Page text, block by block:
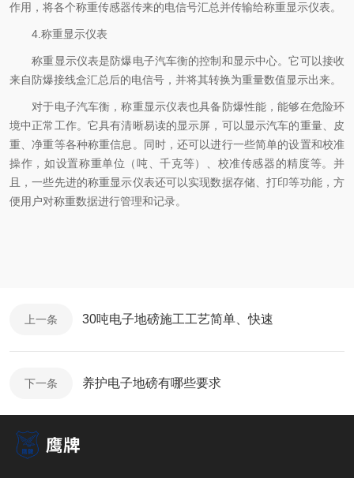
作用，将各个称重传感器传来的电信号汇总并传输给称重显示仪表。
4.称重显示仪表
称重显示仪表是防爆电子汽车衡的控制和显示中心。它可以接收
来自防爆接线盒汇总后的电信号，并将其转换为重量数值显示出来。
对于电子汽车衡，称重显示仪表也具备防爆性能，能够在危险环
境中正常工作。它具有清晰易读的显示屏，可以显示汽车的重量、皮
重、净重等各种称重信息。同时，还可以进行一些简单的设置和校准
操作，如设置称重单位（吨、千克等）、校准传感器的精度等。并
且，一些先进的称重显示仪表还可以实现数据存储、打印等功能，方
便用户对称重数据进行管理和记录。
上一条 30吨电子地磅施工工艺简单、快速
下一条 养护电子地磅有哪些要求